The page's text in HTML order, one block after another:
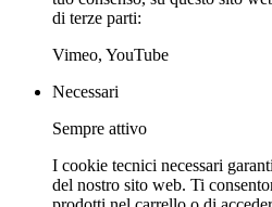
di terze parti:
Vimeo, YouTube
Necessari
Sempre attivo
I cookie tecnici necessari
del nostro sito web. Ti